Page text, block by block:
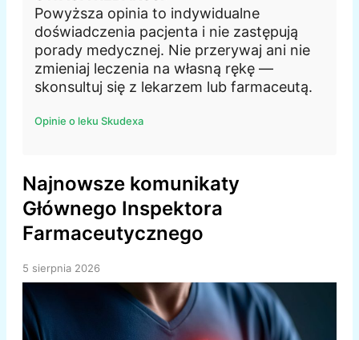
Powyższa opinia to indywidualne
doświadczenia pacjenta i nie zastępują
porady medycznej. Nie przerywaj ani nie
zmieniaj leczenia na własną rękę —
skonsultuj się z lekarzem lub farmaceutą.
Opinie o leku Skudexa
Najnowsze komunikaty
Głównego Inspektora
Farmaceutycznego
5 sierpnia 2026